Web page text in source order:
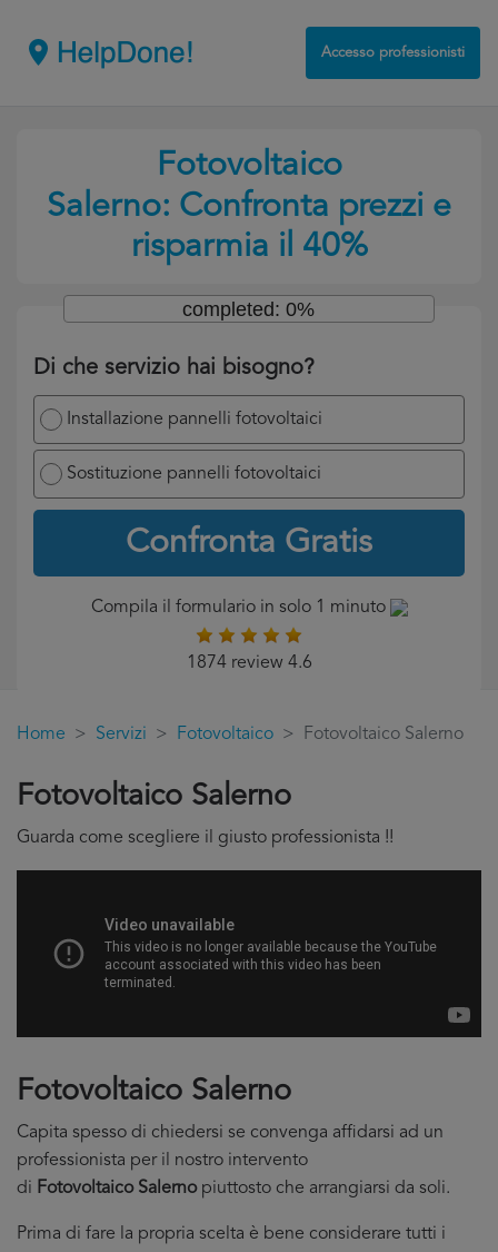
Accesso professionisti
Fotovoltaico
Salerno: Confronta prezzi e
risparmia il 40%
Di che servizio hai bisogno?
Installazione pannelli fotovoltaici
Sostituzione pannelli fotovoltaici
Confronta Gratis
completed: 0%
Compila il formulario in solo 1 minuto
1874 review 4.6
Home Servizi Fotovoltaico Fotovoltaico Salerno
Fotovoltaico Salerno
Guarda come scegliere il giusto professionista !!
Fotovoltaico Salerno
Capita spesso di chiedersi se convenga affidarsi ad un
professionista per il nostro intervento
di Fotovoltaico Salernopiuttosto che arrangiarsi da soli.
Prima di fare la propria scelta è bene considerare tutti i